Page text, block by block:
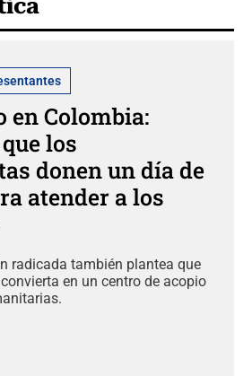
en Colombia:
los
donen un día de
atender a los
radicada también plantea que
en un centro de acopio